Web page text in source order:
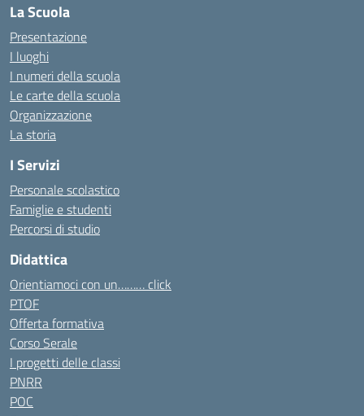
La Scuola
Presentazione
I luoghi
I numeri della scuola
Le carte della scuola
Organizzazione
La storia
I Servizi
Personale scolastico
Famiglie e studenti
Percorsi di studio
Didattica
Orientiamoci con un……… click
PTOF
Offerta formativa
Corso Serale
I progetti delle classi
PNRR
POC